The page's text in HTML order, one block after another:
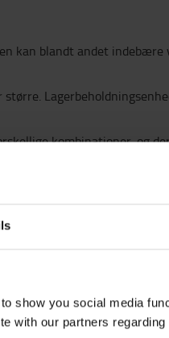
show you social media
with our partners
kan blandt andet
kombinationer, og
Automatisering bør